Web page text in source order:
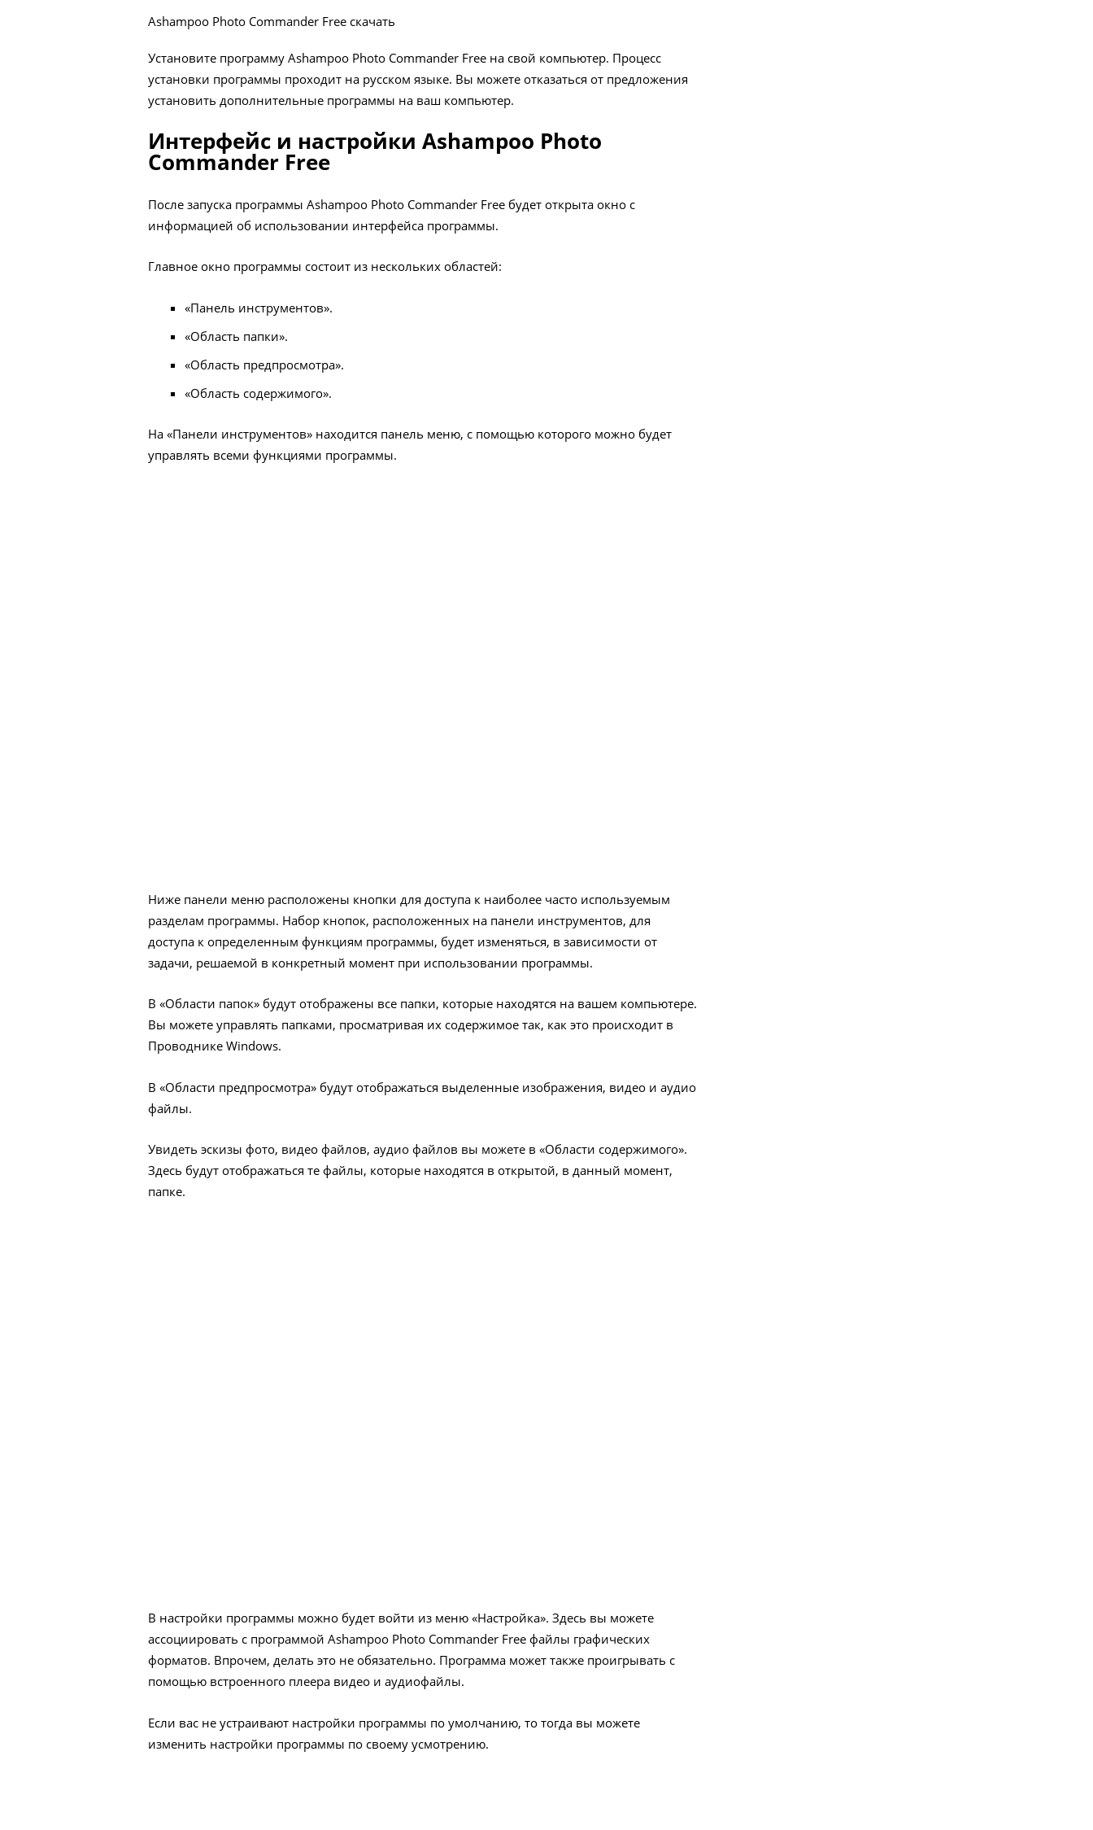
Ashampoo Photo Commander Free скачать
Установите программу Ashampoo Photo Commander Free на свой компьютер. Процесс
установки программы проходит на русском языке. Вы можете отказаться от предложения
установить дополнительные программы на ваш компьютер.
Интерфейс и настройки Ashampoo Photo
Commander Free
После запуска программы Ashampoo Photo Commander Free будет открыта окно с
информацией об использовании интерфейса программы.
Главное окно программы состоит из нескольких областей:
«Панель инструментов».
«Область папки».
«Область предпросмотра».
«Область содержимого».
На «Панели инструментов» находится панель меню, с помощью которого можно будет
управлять всеми функциями программы.
Ниже панели меню расположены кнопки для доступа к наиболее часто используемым
разделам программы. Набор кнопок, расположенных на панели инструментов, для
доступа к определенным функциям программы, будет изменяться, в зависимости от
задачи, решаемой в конкретный момент при использовании программы.
В «Области папок» будут отображены все папки, которые находятся на вашем компьютере.
Вы можете управлять папками, просматривая их содержимое так, как это происходит в
Проводнике Windows.
В «Области предпросмотра» будут отображаться выделенные изображения, видео и аудио
файлы.
Увидеть эскизы фото, видео файлов, аудио файлов вы можете в «Области содержимого».
Здесь будут отображаться те файлы, которые находятся в открытой, в данный момент,
папке.
В настройки программы можно будет войти из меню «Настройка». Здесь вы можете
ассоциировать с программой Ashampoo Photo Commander Free файлы графических
форматов. Впрочем, делать это не обязательно. Программа может также проигрывать с
помощью встроенного плеера видео и аудиофайлы.
Если вас не устраивают настройки программы по умолчанию, то тогда вы можете
изменить настройки программы по своему усмотрению.